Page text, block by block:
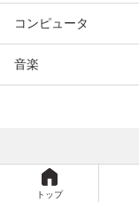
コンピュータ
音楽
トップ